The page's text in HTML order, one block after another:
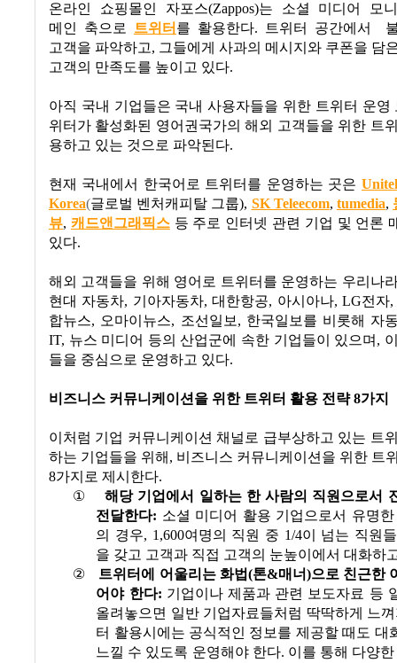
온라인 쇼핑몰인 자포스(Zappos)는 소셜 미디어 모
메인 축으로 트위터 를 활용한다. 트위터 공간에서
고객을 파악하고, 그들에게 사과의 메시지와 쿠폰을 담
고객의 만족도를 높이고 있다.
아직 국내 기업들은 국내 사용자들을 위한 트위터 운영
위터가 활성화된 영어권국가의 해외 고객들을 위한 트
용하고 있는 것으로 파악된다.
현재 국내에서 한국어로 트위터를 운영하는 곳은 Unitel
Korea(글로벌 벤처캐피탈 그룹), SK Teleecom, tumedia,
뷰, 캐드앤그래픽스 등 주로 인터넷 관련 기업 및 언론
있다.
해외 고객들을 위해 영어로 트위터를 운영하는 우리나
현대 자동차, 기아자동차,대한항공, 아시아나, LG전자
합뉴스, 오마이뉴스, 조선일보, 한국일보를 비롯해 자
IT, 뉴스 미디어 등의 산업군에 속한 기업들이 있으며 ,
들을 중심으로 운영하고 있다.
비즈니스 커뮤니케이션을 위한 트위터 활용 전략8가지
이처럼 기업 커뮤니케이션 채널로 급부상하고 있는 트
하는 기업들을 위해 , 비즈니스 커뮤니케이션을 위한 트
8가지로 제시한다.
①
해당 기업에서 일하는 한 사람의 직원으로서
전달한다: 소셜 미디어 활용 기업으로서 유명
의 경우, 1,600여명의 직원 중 1/4이 넘는 직원
을 갖고 고객과 직접 고객의 눈높이에서 대화하
②
트위터에 어울리는 화법(톤&매너)으로 친근한
어야 한다: 기업이나 제품과 관련 보도자료 등
올려놓으면 일반 기업자료들처럼 딱딱하게 느
터 활용시에는 공식적인 정보를 제공할 때도 대
느낄 수 있도록 운영해야 한다. 이를 통해 다양